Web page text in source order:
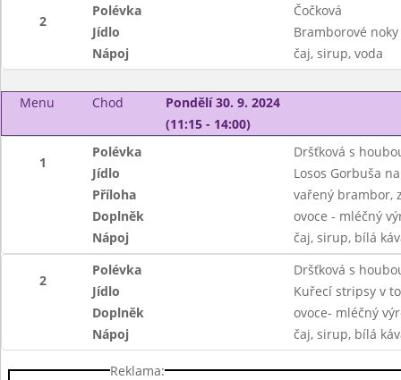
2
Polévka
Čočková
Jídlo
Bramborové
Nápoj
čaj, sirup, voda
Menu Chod
Pondělí 30. 9. 2024
(11:15 - 14:00)
1
Polévka
Dršťková s
Jídlo
Losos Gorbuša
Příloha
vařený brambor,
Doplněk
ovoce - mléčný
Nápoj
čaj, sirup, bílá
2
Polévka
Dršťková s
Jídlo
Kuřecí stripsy v
Doplněk
ovoce- mléčný
Nápoj
čaj, sirup, bílá
Reklama: